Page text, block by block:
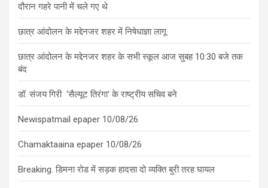
दौरान गहरे पानी में चले गए थे
छात्र आंदोलन के मद्देनजर शहर में निषेधाज्ञा लागू
छात्र आंदोलन के मद्देनजर शहर के सभी स्कूल आज सुबह 10:30 बजे तक
बंद
डॉ. संजय गिरी ‘सैल्यूट तिरंगा’ के राष्ट्रीय सचिव बने
Newispatmail epaper 10/08/26
Chamaktaaina epaper 10/08/26
Breaking. डिमना रोड में सड़क हादसा दो व्यक्ति बुरी तरह घायल